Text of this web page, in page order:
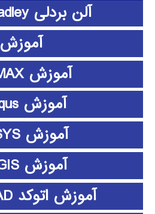
آلن بردلی Allen bradley
آموزش
آموزش 3D MAX
آموزش abaqus
آموزش ANSYS
آموزش ArcGIS
آموزش اتوکد AUTOCAD